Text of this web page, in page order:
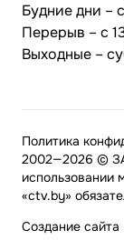
Будние дни –
Перерыв – с
Выходные –
2002—2026 ©
использовании
«ctv.by»
Политика
Создание сайта